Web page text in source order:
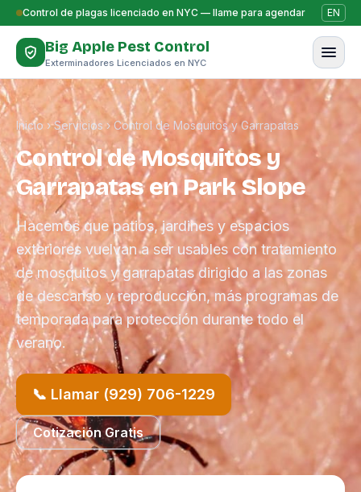
Saltar al contenido
Control de plagas licenciado en NYC — llame para agendar EN
Big Apple Pest Control
Exterminadores Licenciados en NYC
Inicio ›Servicios › Control de Mosquitos y Garrapatas
Control de Mosquitos y
Garrapatas en Park Slope
Hacemos que patios, jardines y espacios
exteriores vuelvan a ser usables con tratamiento
de mosquitos y garrapatas dirigido a las zonas
de descanso y reproducción, más programas de
temporada para protección durante todo el
verano.
📞 Llamar (929) 706-1229
Cotización Gratis